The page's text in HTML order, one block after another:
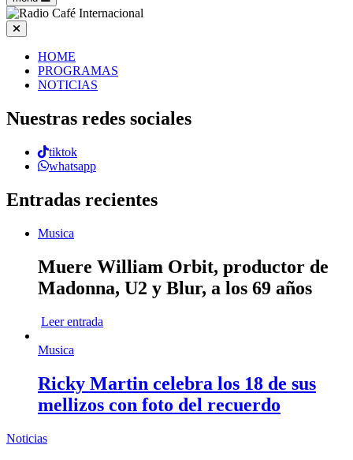
HOME
PROGRAMAS
NOTICIAS
Nuestras redes sociales
tiktok
whatsapp
Entradas recientes
Musica
Muere William Orbit, productor de
Madonna, U2 y Blur, a los 69 años
Leer entrada
Musica
Ricky Martin celebra los 18 de sus
mellizos con foto del recuerdo
Noticias